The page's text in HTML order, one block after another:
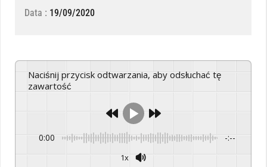
Data : 19/09/2020
Naciśnij przycisk odtwarzania, aby odsłuchać tę
zawartość
0:00 -:--
1x